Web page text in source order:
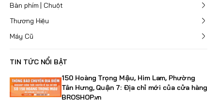
Bàn phím | Chuột
Thương Hiệu
Máy Cũ
TIN TỨC NỔI BẬT
150 Hoàng Trọng Mậu, Him Lam, Phường
Tân Hưng, Quận 7: Địa chỉ mới của cửa hàng
BROSHOP.vn